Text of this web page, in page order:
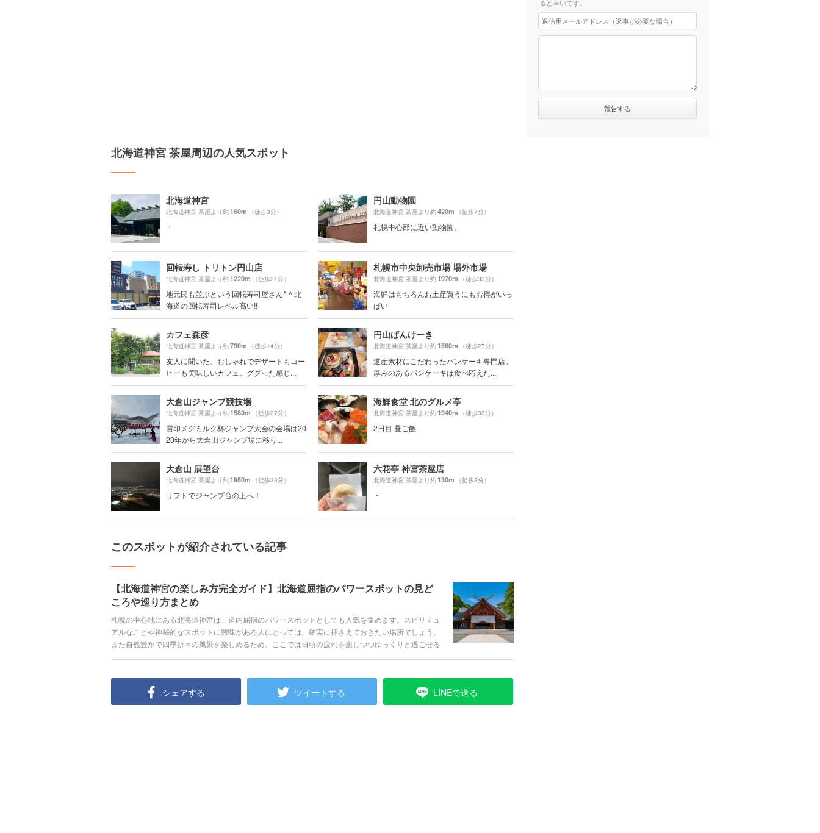
北海道神宮 茶屋周辺の人気スポット
北海道神宮
北海道神宮 茶屋より約160m （徒歩3分）
・
円山動物園
北海道神宮 茶屋より約420m （徒歩7分）
札幌中心部に近い動物園。
回転寿し トリトン円山店
北海道神宮 茶屋より約1220m （徒歩21分）
地元民も並ぶという回転寿司屋さん^ ^ 北
海道の回転寿司レベル高い‼️
札幌市中央卸売市場 場外市場
北海道神宮 茶屋より約1970m （徒歩33分）
海鮮はもちろんお土産買うにもお得がいっ
ぱい
カフェ森彦
北海道神宮 茶屋より約790m （徒歩14分）
友人に聞いた、おしゃれでデザートもコー
ヒーも美味しいカフェ。ググった感じ...
円山ぱんけーき
北海道神宮 茶屋より約1560m （徒歩27分）
道産素材にこだわったパンケーキ専門店。
厚みのあるパンケーキは食べ応えた...
大倉山ジャンプ競技場
北海道神宮 茶屋より約1580m （徒歩27分）
雪印メグミルク杯ジャンプ大会の会場は20
20年から大倉山ジャンプ場に移り...
海鮮食堂 北のグルメ亭
北海道神宮 茶屋より約1940m （徒歩33分）
2日目 昼ご飯
大倉山 展望台
北海道神宮 茶屋より約1950m （徒歩33分）
リフトでジャンプ台の上へ！
六花亭 神宮茶屋店
北海道神宮 茶屋より約130m （徒歩3分）
・
このスポットが紹介されている記事
【北海道神宮の楽しみ方完全ガイド】北海道屈指のパワースポットの見ど
ころや巡り方まとめ
札幌の中心地にある北海道神宮は、道内屈指のパワースポットとしても人気を集めます。スピリチュ
アルなことや神秘的なスポットに興味がある人にとっては、確実に押さえておきたい場所でしょう。
また自然豊かで四季折々の風景を楽しめるため、ここでは日頃の疲れを癒しつつゆっくりと過ごせる
シェアする ツイートする LINEで送る
ると幸いです。